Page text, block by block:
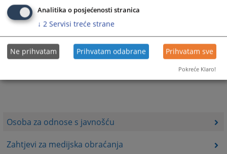
Osoba za odnose s javnošću
Zahtjevi za medijska obraćanja
Analitika o posjećenosti stranica
↓ 2 Servisi treće strane
Ne prihvatam Prihvatam odabrane Prihvatam sve
Pokreće Klaro!